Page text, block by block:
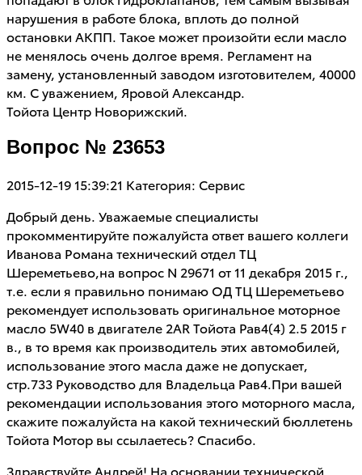
нарушения в работе блока, вплоть до полной
остановки АКПП. Такое может произойти если масло
не менялось очень долгое время. Регламент на
замену, установленный заводом изготовителем, 40000
км. С уважением, Яровой Александр.
Тойота Центр Новорижский.
Вопрос № 23653
2015-12-19 15:39:21 Категория: Сервис
Добрый день. Уважаемые специалисты
прокомментируйте пожалуйста ответ вашего коллеги
Иванова Романа технический отдел ТЦ
Шереметьево,на вопрос N 29671 от 11 декабря 2015 г.,
т.е. если я правильно понимаю ОД ТЦ Шереметьево
рекомендует использовать оригинальное моторное
масло 5W40 в двигателе 2AR Тойота Рав4(4) 2.5 2015 г
в., в то время как производитель этих автомобилей,
использование этого масла даже не допускает,
стр.733 Руководство для Владельца Рав4.При вашей
рекомендации использования этого моторного масла,
скажите пожалуйста на какой технический бюллетень
Тойота Мотор вы ссылаетесь? Спасибо.
Здравствуйте Андрей! На основании технической